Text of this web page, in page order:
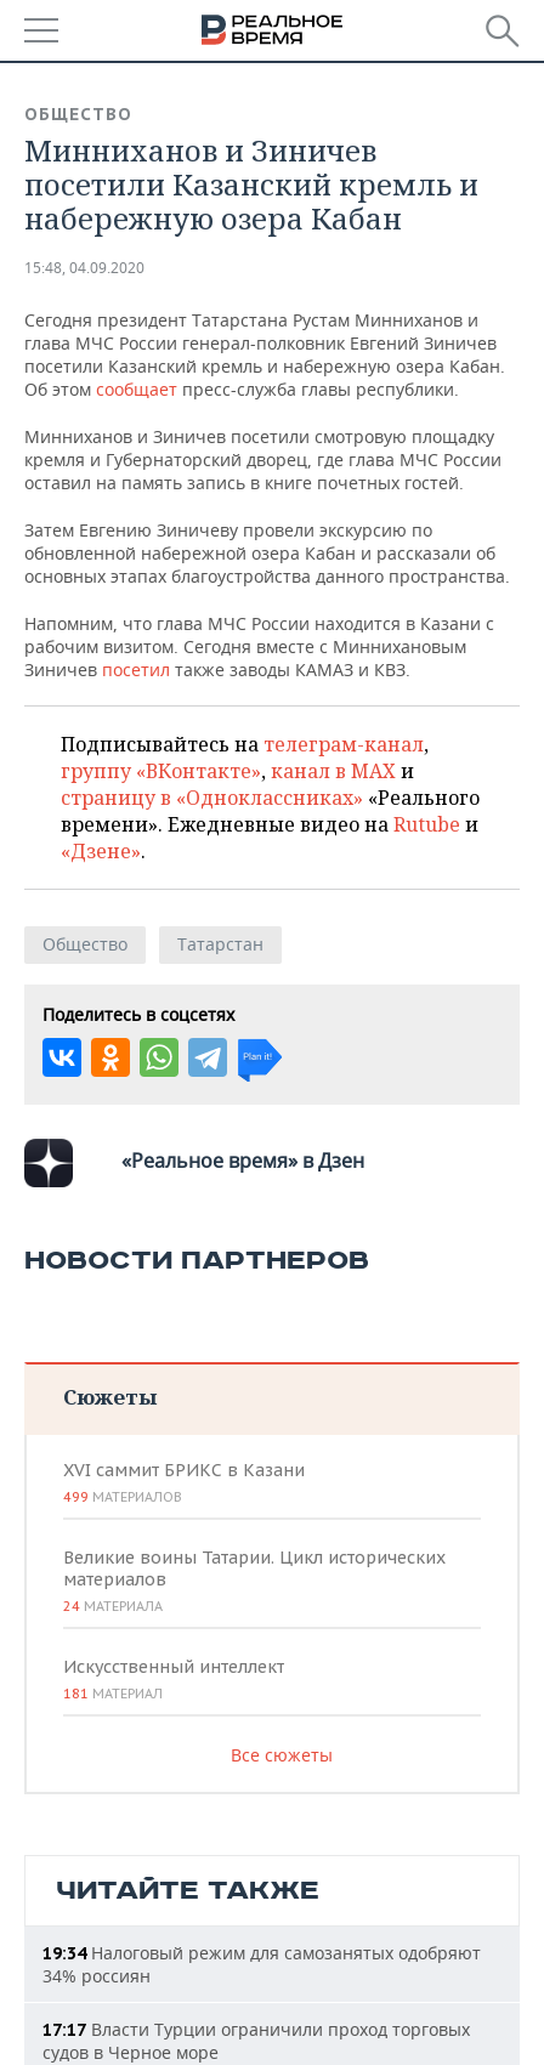
БАШКОРТОСТАН
ТАТАРСТАН
НОВОСТИ
АНАЛИТИКА
ДЕКЛАРАЦИИ О ДОХОДАХ
КОРОЛИ ГОСЗАКАЗА ПФО
КОМУ ПРИНАДЛЕЖАТ
ТОРГОВЫЕ ЦЕНТРЫ
НОВОСТИ ЭКОНОМИКИ
ФИНАНСЫ
БЮДЖЕТ
ИНВЕСТИЦИИ
ПРОМЫШЛЕННОСТЬ
НОВОСТИ
ПРОМЫШЛЕННОСТИ
АГРОПРОМ
МАШИНОСТРОЕНИЕ
НЕФТЕХИМИЯ
ОПК
НЕДВИЖИМОСТЬ
НОВОСТИ АВТО
БИЗНЕС
НОВОСТИ БИЗНЕСА
РОЗНИЧНАЯ ТОРГОВЛЯ
ТРАНСПОРТ
УСЛУГИ
ТЕХНОЛОГИИ
НОВОСТИ ТЕХНОЛОГИЙ
IT
МЕДИА
ТЕЛЕКОММУНИКАЦИИ
МЕРОПРИЯТИЯ
НОВОСТИ МЕРОПРИЯТИЙ
ВЫЕЗДНАЯ РЕДАКЦИЯ
БИЗНЕС-БРАНЧИ
ONLINE-КОНФЕРЕНЦИИ
ОТКРЫТАЯ ЛЕКЦИЯ
СПОРТ
НОВОСТИ СПОРТА
ФУТБОЛ
ХОККЕЙ
БАСКЕТБОЛ
ФИГУРНОЕ КАТАНИЕ
ХОККЕЙ С МЯЧОМ
ОБЩЕСТВО
НОВОСТИ ОБЩЕСТВА
ВЛАСТЬ
ИНФРАСТРУКТУРА
МЕДИЦИНА
ПРОИСШЕСТВИЯ
ФОТОГАЛЕРЕЯ
СЮЖЕТЫ
СПРАВОЧНИК
ОБЩЕСТВО
Минниханов и Зиничев
посетили Казанский кремль и
набережную озера Кабан
15:48, 04.09.2020
Сегодня президент Татарстана Рустам Минниханов и
глава МЧС России генерал-полковник Евгений Зиничев
посетили Казанский кремль и набережную озера Кабан.
Об этом сообщает пресс-служба главы республики.
Минниханов и Зиничев посетили смотровую площадку
кремля и Губернаторский дворец, где глава МЧС России
оставил на память запись в книге почетных гостей.
Затем Евгению Зиничеву провели экскурсию по
обновленной набережной озера Кабан и рассказали об
основных этапах благоустройства данного пространства.
Напомним, что глава МЧС России находится в Казани с
рабочим визитом. Сегодня вместе с Миннихановым
Зиничев посетил также заводы КАМАЗ и КВЗ.
Подписывайтесь на телеграм-канал,
группу «ВКонтакте»,канал в MAXи
страницу в «Одноклассниках» «Реального
времени». Ежедневные видео наRutube и
«Дзене».
Общество Татарстан
Поделитесь в соцсетях
«Реальное время» в Дзен
НОВОСТИ ПАРТНЕРОВ
Сюжеты
XVI саммит БРИКС в Казани
499 МАТЕРИАЛОВ
Великие воины Татарии. Цикл исторических
материалов
24 МАТЕРИАЛА
Искусственный интеллект
181 МАТЕРИАЛ
Все сюжеты
ЧИТАЙТЕ ТАКЖЕ
19:34Налоговый режим для самозанятых одобряют
34% россиян
17:17 Власти Турции ограничили проход торговых
судов в Черное море